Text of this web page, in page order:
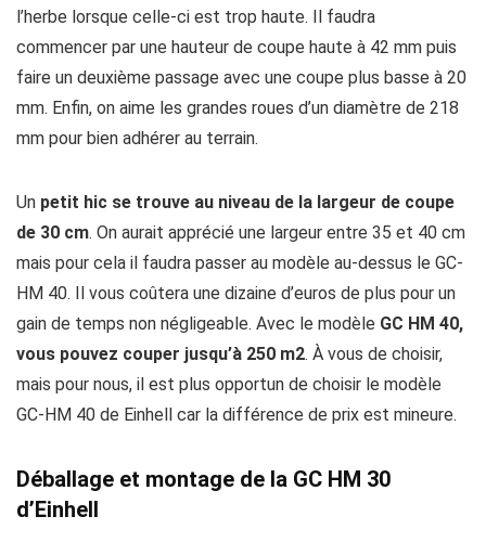
l’herbe lorsque celle-ci est trop haute. Il faudra
commencer par une hauteur de coupe haute à 42 mm puis
faire un deuxième passage avec une coupe plus basse à 20
mm. Enfin, on aime les grandes roues d’un diamètre de 218
mm pour bien adhérer au terrain.
Un petit hic se trouve au niveau de la largeur de coupe
de 30 cm. On aurait apprécié une largeur entre 35 et 40 cm
mais pour cela il faudra passer au modèle au-dessus le GC-
HM 40. Il vous coûtera une dizaine d’euros de plus pour un
gain de temps non négligeable. Avec le modèle GC HM 40,
vous pouvez couper jusqu’à 250 m2. À vous de choisir,
mais pour nous, il est plus opportun de choisir le modèle
GC-HM 40 de Einhell car la différence de prix est mineure.
Déballage et montage de la GC HM 30
d’Einhell